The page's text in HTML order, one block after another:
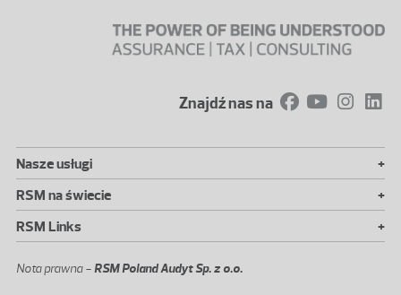
Znajdź nas na
Nasze usługi
+
RSM na świecie
+
RSM Links
+
Nota prawna -RSM Poland Audyt Sp. z o.o.